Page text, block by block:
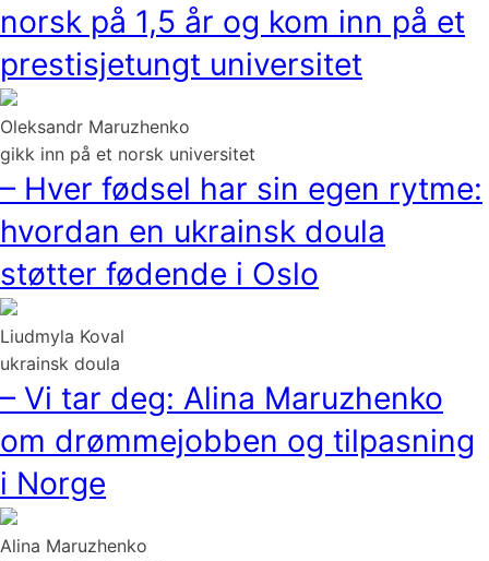
norsk på 1,5 år og kom inn på et
prestisjetungt universitet
Oleksandr Maruzhenko
gikk inn på et norsk universitet
– Hver fødsel har sin egen rytme:
hvordan en ukrainsk doula
støtter fødende i Oslo
Liudmyla Koval
ukrainsk doula
– Vi tar deg: Alina Maruzhenko
om drømmejobben og tilpasning
i Norge
Alina Maruzhenko